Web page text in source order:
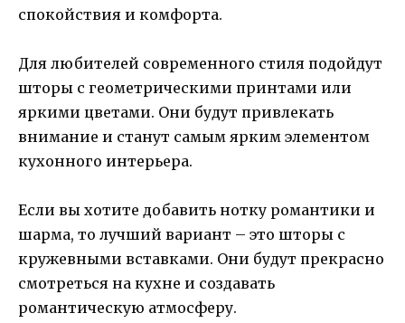
спокойствия и комфорта.
Для любителей современного стиля подойдут
шторы с геометрическими принтами или
яркими цветами. Они будут привлекать
внимание и станут самым ярким элементом
кухонного интерьера.
Если вы хотите добавить нотку романтики и
шарма, то лучший вариант – это шторы с
кружевными вставками. Они будут прекрасно
смотреться на кухне и создавать
романтическую атмосферу.